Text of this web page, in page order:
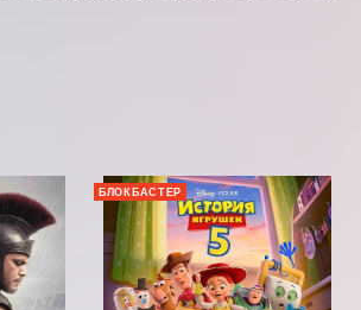
БЛОКБАСТЕР